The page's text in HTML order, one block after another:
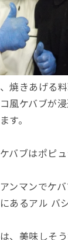
焼きあげる料
風ケバブが
す。
バブはポピ
ンマンでケ
あるアル バ
、美味しそ